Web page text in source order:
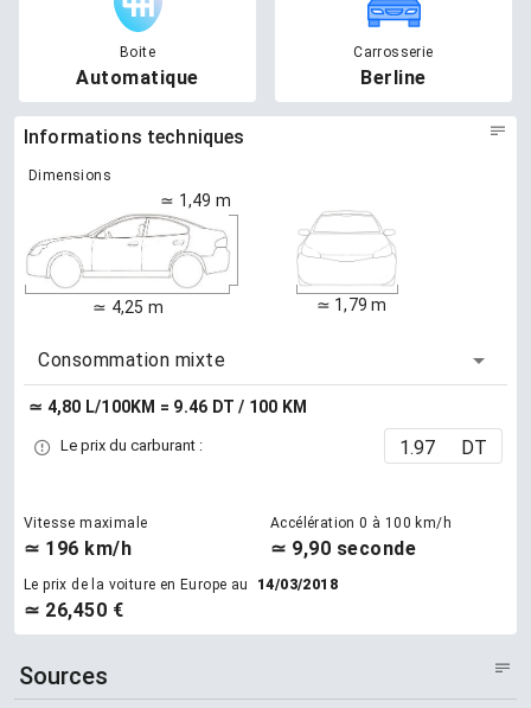
Boite
Automatique
Carrosserie
Berline
Informations techniques
Dimensions
≃ 1,49 m
≃ 4,25 m ≃ 1,79 m
Consommation mixte
≃ 4,80 L/100KM = 9.46 DT / 100 KM
Le prix du carburant : DT
Vitesse maximale
≃ 196 km/h
Accélération 0 à 100 km/h
≃ 9,90 seconde
Le prix de la voiture en Europe au 14/03/2018
≃ 26,450 €
Sources